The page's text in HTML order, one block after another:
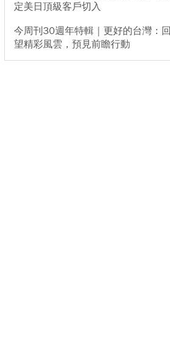
定美日頂級客戶切入
今周刊30週年特輯｜更好的台灣：回
望精彩風雲，預見前瞻行動